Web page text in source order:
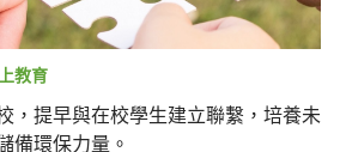
教育
，提早與在校學生建立聯繫，培養未
備環保力量。